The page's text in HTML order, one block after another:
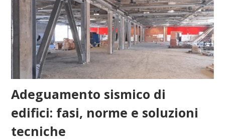
Adeguamento sismico di
edifici: fasi, norme e soluzioni
tecniche